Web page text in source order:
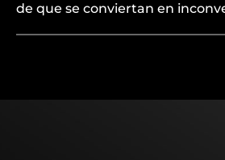
de que se conviertan en